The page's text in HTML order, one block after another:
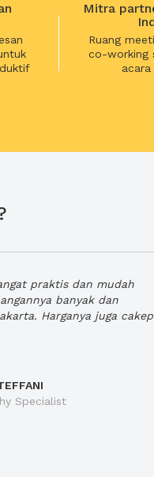
Mitra
Ruang
co-working
praktis dan mudah
banyak dan
Harganya juga cakep
Specialist